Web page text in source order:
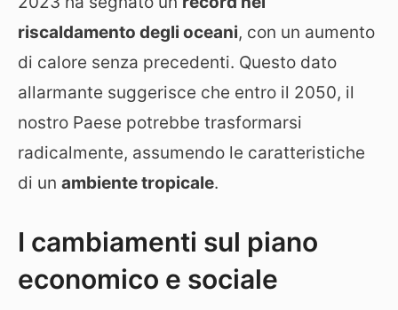
riscaldamento degli oceani, con un aumento
di calore senza precedenti. Questo dato
allarmante suggerisce che entro il 2050, il
nostro Paese potrebbe trasformarsi
radicalmente, assumendo le caratteristiche
di un ambiente tropicale.
I cambiamenti sul piano
economico e sociale